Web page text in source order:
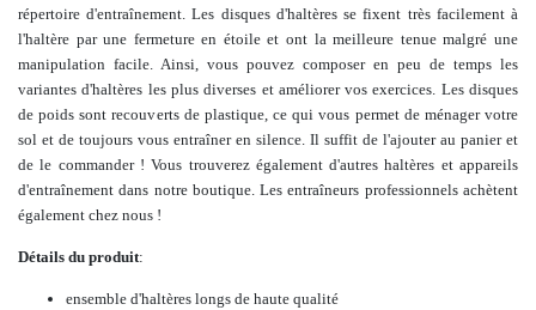
répertoire d'entraînement. Les disques d'haltères se fixent très facilement à
l'haltère par une fermeture en étoile et ont la meilleure tenue malgré une
manipulation facile. Ainsi, vous pouvez composer en peu de temps les
variantes d'haltères les plus diverses et améliorer vos exercices. Les disques
de poids sont recouverts de plastique, ce qui vous permet de ménager votre
sol et de toujours vous entraîner en silence. Il suffit de l'ajouter au panier et
de le commander ! Vous trouverez également d'autres haltères et appareils
d'entraînement dans notre boutique.Les entraîneurs professionnels achètent
également chez nous !
Détails du produit:
ensemble d'haltères longs de haute qualité